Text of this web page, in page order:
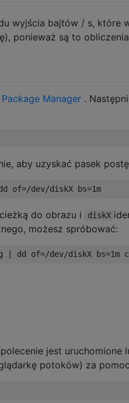
wyjścia bajtów / s, które
ponieważ są to
Manager .
aby uzyskać pasek
of=/dev/diskX bs=1m
do obrazu i diskX
możesz spróbować:
| dd of=/dev/diskX bs=1m
polecenie jest uruchomione
potoków) za